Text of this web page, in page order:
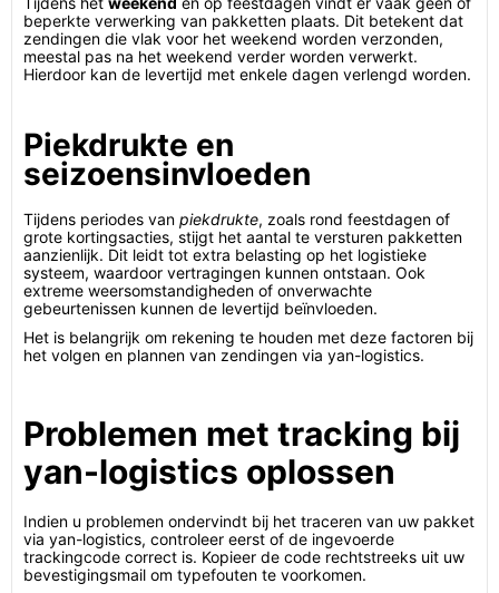
beperkte verwerking van pakketten plaats. Dit betekent dat
zendingen die vlak voor het weekend worden verzonden,
meestal pas na het weekend verder worden verwerkt.
Hierdoor kan de levertijd met enkele dagen verlengd worden.
Piekdrukte en
seizoensinvloeden
Tijdens periodes van piekdrukte, zoals rond feestdagen of
grote kortingsacties, stijgt het aantal te versturen pakketten
aanzienlijk. Dit leidt tot extra belasting op het logistieke
systeem, waardoor vertragingen kunnen ontstaan. Ook
extreme weersomstandigheden of onverwachte
gebeurtenissen kunnen de levertijd beïnvloeden.
Het is belangrijk om rekening te houden met deze factoren bij
het volgen en plannen van zendingen via yan-logistics.
Problemen met tracking bij
yan-logistics oplossen
Indien u problemen ondervindt bij het traceren van uw pakket
via yan-logistics, controleer eerst of de ingevoerde
trackingcode correct is. Kopieer de code rechtstreeks uit uw
bevestigingsmail om typefouten te voorkomen.